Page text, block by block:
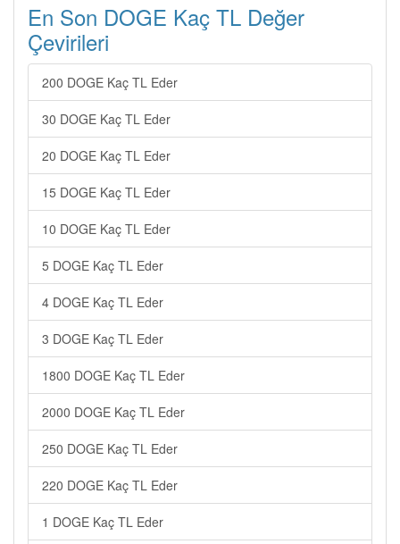
En Son DOGE Kaç TL Değer
Çevirileri
200 DOGE Kaç TL Eder
30 DOGE Kaç TL Eder
20 DOGE Kaç TL Eder
15 DOGE Kaç TL Eder
10 DOGE Kaç TL Eder
5 DOGE Kaç TL Eder
4 DOGE Kaç TL Eder
3 DOGE Kaç TL Eder
1800 DOGE Kaç TL Eder
2000 DOGE Kaç TL Eder
250 DOGE Kaç TL Eder
220 DOGE Kaç TL Eder
1 DOGE Kaç TL Eder